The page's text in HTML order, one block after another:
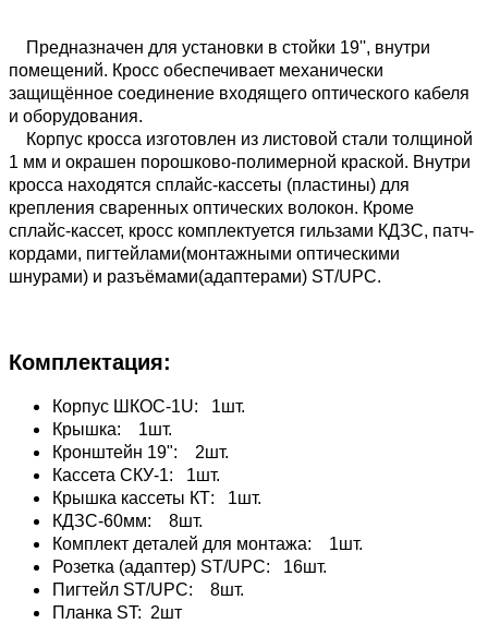
Предназначен для установки в стойки 19'', внутри
помещений. Кросс обеспечивает механически
защищённое соединение входящего оптического кабеля
и оборудования.
Корпус кросса изготовлен из листовой стали толщиной
1 мм и окрашен порошково-полимерной краской. Внутри
кросса находятся сплайс-кассеты (пластины) для
крепления сваренных оптических волокон. Кроме
сплайс-кассет, кросс комплектуется гильзами КДЗС, патч-
кордами, пигтейлами(монтажными оптическими
шнурами) и разъёмами(адаптерами) ST/UPC.
Комплектация:
Корпус ШКОС-1U: 1шт.
Крышка: 1шт.
Кронштейн 19": 2шт.
Кассета СКУ-1: 1шт.
Крышка кассеты КТ: 1шт.
КДЗС-60мм: 8шт.
Комплект деталей для монтажа: 1шт.
Розетка (адаптер) ST/UPC: 16шт.
Пигтейл ST/UPC: 8шт.
Планка ST: 2шт